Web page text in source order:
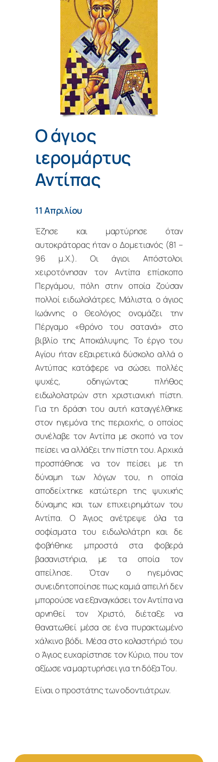
O άγιος
ιερομάρτυς
Αντίπας
11 Απριλίου
Έζησε και μαρτύρησε όταν
αυτοκράτορας ήταν ο Δομετιανός (81 –
96 μ.Χ.). Οι άγιοι Απόστολοι
χειροτόνησαν τον Αντίπα επίσκοπο
Περγάμου, πόλη στην οποία ζούσαν
πολλοί ειδωλολάτρες. Μάλιστα, ο άγιος
Ιωάννης ο Θεολόγος ονομάζει την
Πέργαμο «θρόνο του σατανά» στο
βιβλίο της Αποκάλυψης. Το έργο του
Αγίου ήταν εξαιρετικά δύσκολο αλλά ο
Αντύπας κατάφερε να σώσει πολλές
ψυχές, οδηγώντας πλήθος
ειδωλολατρών στη χριστιανική πίστη.
Για τη δράση του αυτή καταγγέλθηκε
στον ηγεμόνα της περιοχής, ο οποίος
συνέλαβε τον Αντίπα με σκοπό να τον
πείσει να αλλάξει την πίστη του. Αρχικά
προσπάθησε να τον πείσει με τη
δύναμη των λόγων του, η οποία
αποδείχτηκε κατώτερη της ψυχικής
δύναμης και των επιχειρημάτων του
Αντίπα. Ο Άγιος ανέτρεψε όλα τα
σοφίσματα του ειδωλολάτρη και δε
φοβήθηκε μπροστά στα φοβερά
βασανιστήρια, με τα οποία τον
απείλησε. Όταν ο ηγεμόνας
συνειδητοποίησε πως καμιά απειλή δεν
μπορούσε να εξαναγκάσει τον Αντίπα να
αρνηθεί τον Χριστό, διέταξε να
θανατωθεί μέσα σε ένα πυρακτωμένο
χάλκινο βόδι. Μέσα στο κολαστήριό του
ο Άγιος ευχαρίστησε τον Κύριο, που τον
αξίωσε να μαρτυρήσει για τη δόξα Του.
Είναι ο προστάτης των οδοντιάτρων.